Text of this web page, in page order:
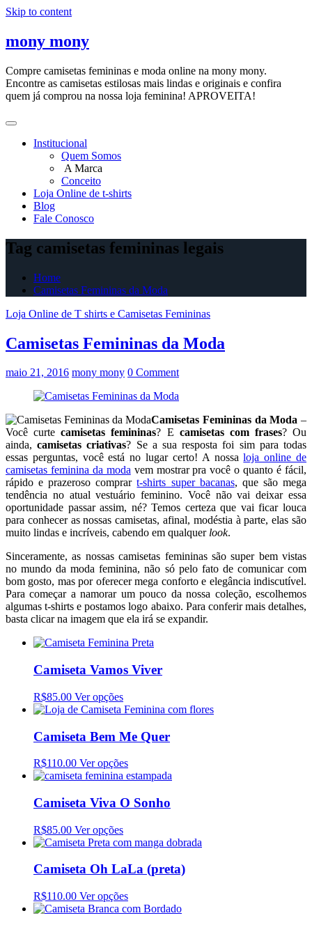
Skip to content
mony mony
Compre camisetas femininas e moda online na mony mony.
Encontre as camisetas estilosas mais lindas e originais e confira
quem já comprou na nossa loja feminina! APROVEITA!
Institucional
Quem Somos
A Marca
Conceito
Loja Online de t-shirts
Blog
Fale Conosco
Tag camisetas femininas legais
Home
Camisetas Femininas da Moda
Loja Online de T shirts e Camisetas Femininas
Camisetas Femininas da Moda
maio 21, 2016 mony mony 0 Comment
Camisetas Femininas da Moda –
Você curtecamisetas femininas? E camisetas com frases? Ou
ainda, camisetas criativas? Se a sua resposta foi sim para todas
essas perguntas, você está no lugar certo! A nossaloja online de
camisetas feminina da modavem mostrar pra você o quanto é fácil,
rápido e prazeroso comprart-shirts super bacanas, que são mega
tendência no atual vestuário feminino. Você não vai deixar essa
oportunidade passar assim, né? Temos certeza que vai ficar louca
para conhecer as nossas camisetas, afinal, modéstia à parte, elas são
muito lindas e incríveis, cabendo em qualquerlook.
Sinceramente, as nossas camisetas femininas são super bem vistas
no mundo da moda feminina, não só pelo fato de comunicar com
bom gosto, mas por oferecer mega conforto e elegância indiscutível.
Para começar a namorar um pouco da nossa coleção, escolhemos
algumas t-shirts e postamos logo abaixo. Para conferir mais detalhes,
basta clicar na imagem que ela irá se expandir.
Camiseta Vamos Viver
R$85.00 Ver opções
Camiseta Bem Me Quer
R$110.00 Ver opções
Camiseta Viva O Sonho
R$85.00 Ver opções
Camiseta Oh LaLa (preta)
R$110.00 Ver opções